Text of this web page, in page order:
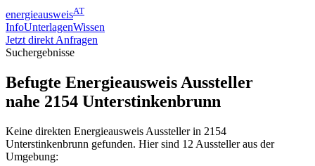
energieausweisAT
InfoUnterlagenWissen
Jetzt direkt Anfragen
Suchergebnisse
Befugte Energieausweis Aussteller
nahe 2154 Unterstinkenbrunn
Keine direkten Energieausweis Aussteller in 2154
Unterstinkenbrunn gefunden. Hier sind 12 Aussteller aus der
Umgebung: